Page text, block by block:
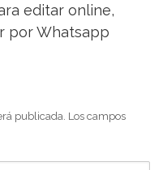
editar online,
por Whatsapp
publicada. Los campos